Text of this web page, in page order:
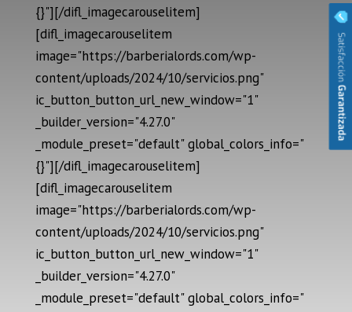
{}"][/difl_imagecarouselitem]
[difl_imagecarouselitem
image="https://barberialords.com/wp-
content/uploads/2024/10/servicios.png"
ic_button_button_url_new_window="1"
_builder_version="4.27.0"
_module_preset="default" global_colors_info="
{}"][/difl_imagecarouselitem]
[difl_imagecarouselitem
image="https://barberialords.com/wp-
content/uploads/2024/10/servicios.png"
ic_button_button_url_new_window="1"
_builder_version="4.27.0"
_module_preset="default" global_colors_info="